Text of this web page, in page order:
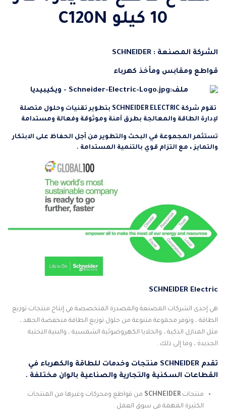
10 كيلو C120N
الشركة المصنعة : SCHNEIDER
قواطع ومقابس ومأخذ كهرباء
تقوم شركة SCHNEIDER ELECTRIC بتطوير تقنيات وحلول متصلة
لإدارة الطاقة والمعالجة بطرق آمنة وموثوقة وفعالة ومستدامة
تستثمر المجموعة في البحث والتطوير من أجل الحفاظ على الابتكار
والتمايز ، مع التزام قوي بالتنمية المستدامة .
SCHNEIDER Electric
هي إحدى الشركات المصنعة والمصدرة المتخصصة في إنتاج منتجات توزيع
الطاقة ، وتوفر مجموعة متنوعة من حلول توزيع الطاقة منخفضة الجهد ،
مثل المنازل الذكية ، والخلايا الكهروضوئية الشمسية ، والبنية التحتية
الجديدة ، وما إلى ذلك .
تقدم SCHNEIDER منتجات وخدمات للطاقة والكهرباء في
القطاعات السكنية والتجارية والصناعية بالوان مختلفة .
منتجات SCHNEIDER من قواطع ومحركات وغيرها من المنتجات
الكثيرة المهمة فى سوق العمل .